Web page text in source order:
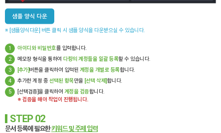
※ [샘플양식다운] 버튼 클릭 시 샘플 양식을 다운받으실 수 있습니다.
1 아이디와 비밀번호를 입력합니다.
2
메모장 형식을 통하여 다량의 계정들을 일괄 등록할 수 있습니다.
3
[추가]버튼을 클릭하여 입력된 계정을 개별로 등록합니다.
4
추가한 계정 중 선택된 항목만을 [선택 삭제]합니다.
5
[선택검증]을 클릭하여 계정을 검증합니다.
※ 검증을 해야 작업이 진행됩니다.
STEP 02
문서 등록에 필요한키워드 및 주제 입력